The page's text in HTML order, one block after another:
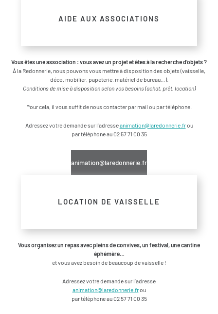
AIDE AUX ASSOCIATIONS
Vous êtes une association : vous avez un projet et êtes à la recherche d’objets ?
À la Redonnerie, nous pouvons vous mettre à disposition des objets (vaisselle,
déco, mobilier, papeterie, matériel de bureau…).
Conditions de mise à disposition selon vos besoins (achat, prêt, location)
Pour cela, il vous suffit de nous contacter par mail ou par téléphone.
Adressez votre demande sur l’adresseanimation@laredonnerie.frou
par téléphone au 02 57 71 00 35
animation@laredonnerie.fr
LOCATION DE VAISSELLE
Vous organisez un repas avec pleins de convives, un festival, une cantine
éphémère…
et vous avez besoin de beaucoup de vaisselle !
Adressez votre demande sur l’adresse
animation@laredonnerie.frou
par téléphone au 02 57 71 00 35